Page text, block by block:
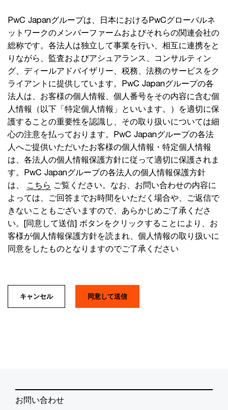
PwC Japanグループは、日本におけるPwCグローバルネ
ットワークのメンバーファームおよびそれらの関連会社の
総称です。各法人は独立して事業を行い、相互に連携をと
りながら、監査およびアシュアランス、コンサルティン
グ、ディールアドバイザリー、税務、法務のサービスをク
ライアントに提供しています。PwC Japanグループの各
法人は、お客様の個人情報、個人番号をその内容に含む個
人情報（以下「特定個人情報」といいます。）を適切に保
護することの重要性を認識し、その取り扱いについては細
心の注意を払っております。PwC Japanグループの各法
人へご提供いただいたお客様の個人情報・特定個人情報
は、各法人の個人情報保護方針に従って適切に保護されま
す。PwC Japanグループの各法人の個人情報保護方針
は、
こちら ご覧ください。なお、お問い合わせの内容に
よっては、ご回答までお時間をいただく場合や、ご返信で
きないこともございますので、あらかじめご了承くださ
い。[同意して送信] ボタンをクリックすることにより、お
客様が個人情報保護方針を読まれ、個人情報の取り扱いに
同意をしたものとなりますのでご了承ください
キャンセル
お問い合わせ